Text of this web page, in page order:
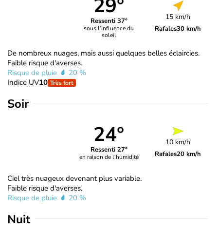
29°
Ressenti 37°
sous l’influence du
soleil
15 km/h
Rafales30 km/h
De nombreux nuages, mais aussi quelques belles éclaircies.
Faible risque d'averses.
Risque de pluie
20 %
Indice UV10 Très fort
Soir
24°
Ressenti 27°
en raison de l'humidité
10 km/h
Rafales20 km/h
Ciel très nuageux devenant plus variable.
Faible risque d'averses.
Risque de pluie
20 %
Nuit